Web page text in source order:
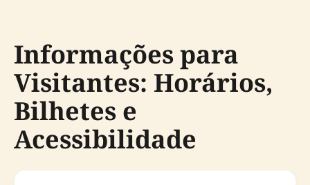
Informações para
Visitantes: Horários,
Bilhetes e
Acessibilidade